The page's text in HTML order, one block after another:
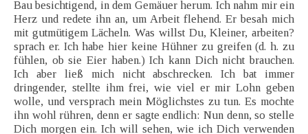
Bau besichtigend, in dem Gemäuer herum. Ich nahm mir ein
Herz und redete ihn an, um Arbeit flehend. Er besah mich
mit gutmütigem Lächeln. Was willst Du, Kleiner, arbeiten?
sprach er. Ich habe hier keine Hühner zu greifen (d. h. zu
fühlen, ob sie Eier haben.) Ich kann Dich nicht brauchen.
Ich aber ließ mich nicht abschrecken. Ich bat immer
dringender, stellte ihm frei, wie viel er mir Lohn geben
wolle, und versprach mein Möglichstes zu tun. Es mochte
ihn wohl rühren, denn er sagte endlich: Nun denn, so stelle
Dich morgen ein. Ich will sehen, wie ich Dich verwenden